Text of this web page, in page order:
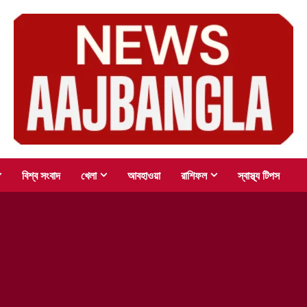
বিশ্ব সংবাদ খেলা আবহাওয়া রাশিফল স্বাস্থ্য টিপস